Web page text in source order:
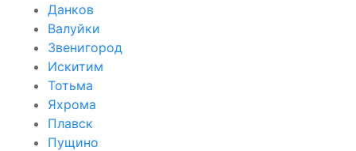
Данков
Валуйки
Звенигород
Искитим
Тотьма
Яхрома
Плавск
Пущино